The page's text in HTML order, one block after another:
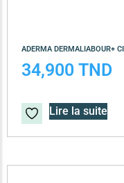
ADERMA DERMALIABOUR+
34,900 TND
Lire la suite